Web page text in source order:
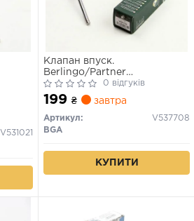
V531021
Клапан впуск.
Berlingo/Partner
96-/Scudo/Expert 1.9D (XUD)
96-
0 відгуків
199 ₴ завтра
Артикул:
V537708
BGA
КУПИТИ